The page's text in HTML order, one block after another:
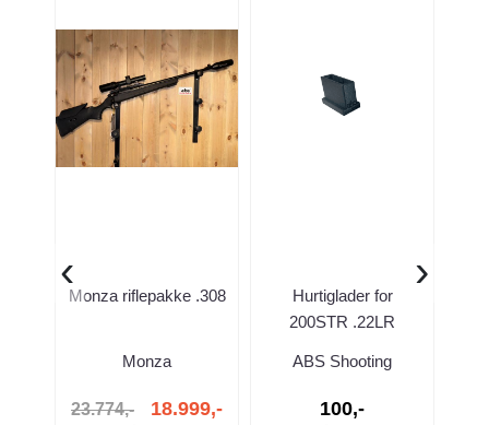
Monza riflepakke .308
Monza
23.774,- 18.999,-
Hurtiglader for
200STR .22LR
ABS Shooting
100,-
‹ ›